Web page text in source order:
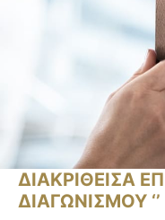
ΔΙΑΚΡΙΘΕΙΣΑ
ΔΙΑΓΩΝΙΣΜΟΥ ‘’